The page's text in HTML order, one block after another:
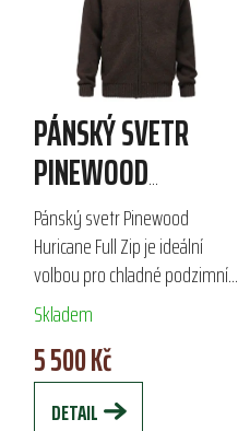
PÁNSKÝ SVETR
PINEWOOD
HURICANE FULL ZIP
Pánský svetr Pinewood
Huricane Full Zip je ideální
volbou pro chladné podzimní
a zimní dny. Vyroben z kvalitní
směsi 50 % vlny, 30 %
polyamidu a 21 % lnu,
poskytuje skvělou...
Skladem
5 500 Kč
DETAIL